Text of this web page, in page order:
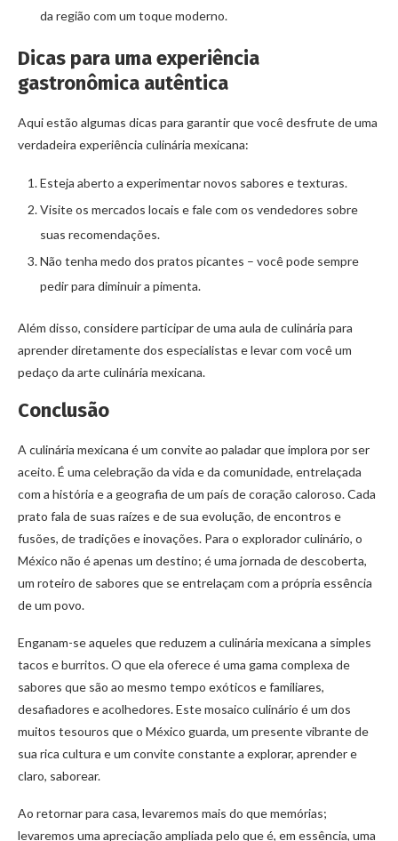
da região com um toque moderno.
Dicas para uma experiência
gastronômica autêntica
Aqui estão algumas dicas para garantir que você desfrute de uma
verdadeira experiência culinária mexicana:
Esteja aberto a experimentar novos sabores e texturas.
Visite os mercados locais e fale com os vendedores sobre
suas recomendações.
Não tenha medo dos pratos picantes – você pode sempre
pedir para diminuir a pimenta.
Além disso, considere participar de uma aula de culinária para
aprender diretamente dos especialistas e levar com você um
pedaço da arte culinária mexicana.
Conclusão
A culinária mexicana é um convite ao paladar que implora por ser
aceito. É uma celebração da vida e da comunidade, entrelaçada
com a história e a geografia de um país de coração caloroso. Cada
prato fala de suas raízes e de sua evolução, de encontros e
fusões, de tradições e inovações. Para o explorador culinário, o
México não é apenas um destino; é uma jornada de descoberta,
um roteiro de sabores que se entrelaçam com a própria essência
de um povo.
Enganam-se aqueles que reduzem a culinária mexicana a simples
tacos e burritos. O que ela oferece é uma gama complexa de
sabores que são ao mesmo tempo exóticos e familiares,
desafiadores e acolhedores. Este mosaico culinário é um dos
muitos tesouros que o México guarda, um presente vibrante de
sua rica cultura e um convite constante a explorar, aprender e
claro, saborear.
Ao retornar para casa, levaremos mais do que memórias;
levaremos uma apreciação ampliada pelo que é, em essência, uma